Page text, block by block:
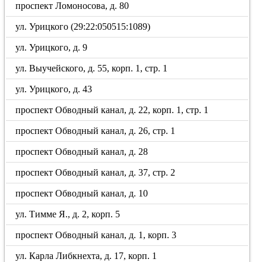
проспект Ломоносова, д. 80
ул. Урицкого (29:22:050515:1089)
ул. Урицкого, д. 9
ул. Выучейского, д. 55, корп. 1, стр. 1
ул. Урицкого, д. 43
проспект Обводный канал, д. 22, корп. 1, стр. 1
проспект Обводный канал, д. 26, стр. 1
проспект Обводный канал, д. 28
проспект Обводный канал, д. 37, стр. 2
проспект Обводный канал, д. 10
ул. Тимме Я., д. 2, корп. 5
проспект Обводный канал, д. 1, корп. 3
ул. Карла Либкнехта, д. 17, корп. 1